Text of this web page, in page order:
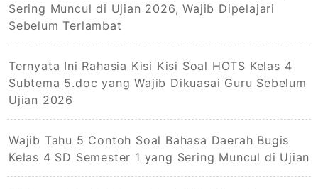
Sering Muncul di Ujian 2026, Wajib Dipelajari
Sebelum Terlambat
Ternyata Ini Rahasia Kisi Kisi Soal HOTS Kelas 4
Subtema 5.doc yang Wajib Dikuasai Guru Sebelum
Ujian 2026
Wajib Tahu 5 Contoh Soal Bahasa Daerah Bugis
Kelas 4 SD Semester 1 yang Sering Muncul di Ujian